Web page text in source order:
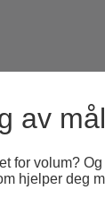
av
for volum?
hjelper deg